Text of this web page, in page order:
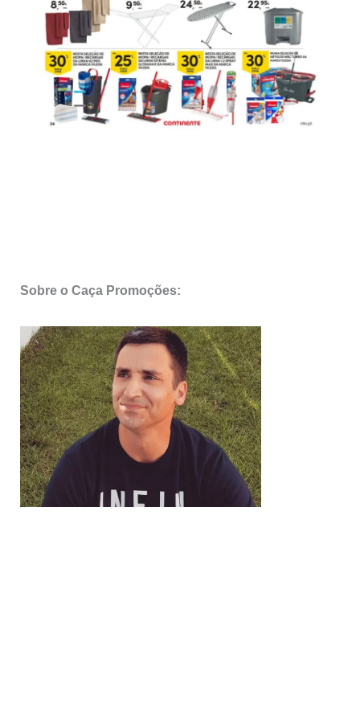
Sobre o Caça Promoções: